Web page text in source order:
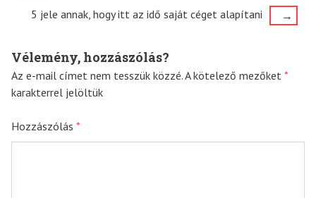
navigation
5 jele annak, hogy itt az idő saját céget alapítani
→
Vélemény, hozzászólás?
Az e-mail címet nem tesszük közzé.A kötelező mezőket *
karakterrel jelöltük
Hozzászólás *